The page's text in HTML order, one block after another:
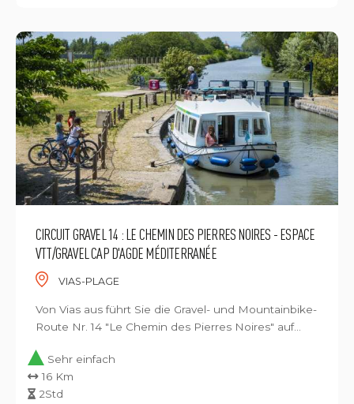
CIRCUIT GRAVEL 14 : LE CHEMIN DES PIERRES NOIRES - ESPACE
VTT/GRAVEL CAP D'AGDE MÉDITERRANÉE
VIAS-PLAGE
Von Vias aus führt Sie die Gravel- und Mountainbike-
Route Nr. 14 "Le Chemin des Pierres Noires" auf...
Sehr einfach
16 Km
2Std